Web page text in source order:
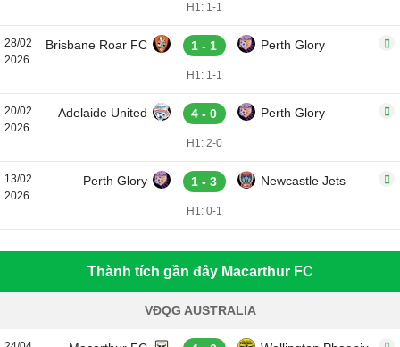
H1: 1-1
28/02
2026
Brisbane Roar FC 1 - 1 Perth Glory
H1: 1-1
20/02
2026
Adelaide United 4 - 0 Perth Glory
H1: 2-0
13/02
2026
Perth Glory 1 - 3 Newcastle Jets
H1: 0-1
Thành tích gần đây Macarthur FC
VĐQG AUSTRALIA